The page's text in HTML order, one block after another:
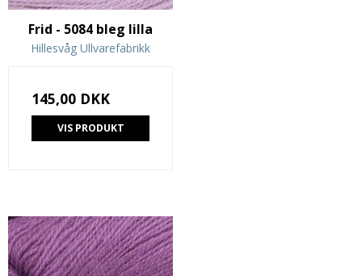
Frid - 5084 bleg lilla
Hillesvåg Ullvarefabrikk
145,00 DKK
VIS PRODUKT